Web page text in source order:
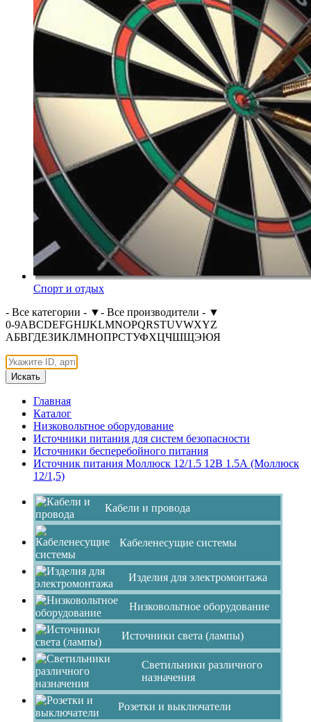
Спорт и отдых
- Все категории - ▼- Все производители - ▼
0-9ABCDEFGHIJKLMNOPQRSTUVWXYZ
АБВГДЕЗИКЛМНОПРСТУФХЦЧШЩЭЮЯ
Искать
Главная
Каталог
Низковольтное оборудование
Источники питания для систем безопасности
Источники бесперебойного питания
Источник питания Моллюск 12/1.5 12В 1.5А (Моллюск
12/1,5)
Кабели и провода
Кабеленесущие системы
Изделия для электромонтажа
Низковольтное оборудование
Источники света (лампы)
Светильники различного
назначения
Розетки и выключатели